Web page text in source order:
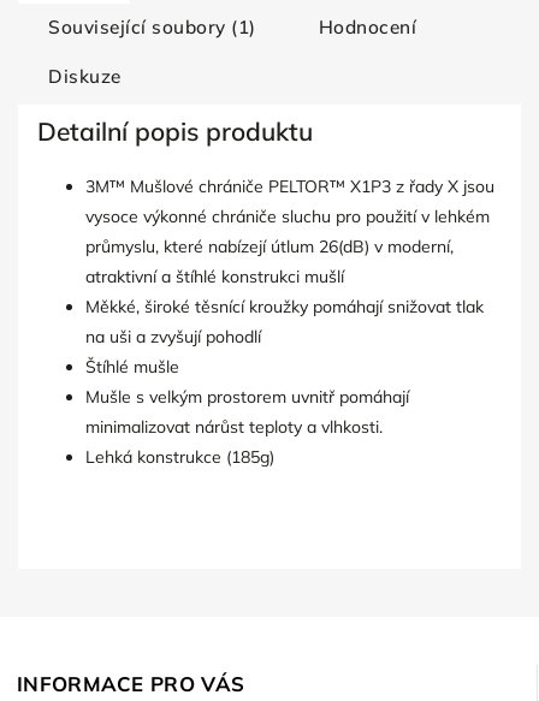
Související soubory (1) Hodnocení
Diskuze
Detailní popis produktu
3M™ Mušlové chrániče PELTOR™ X1P3 z řady X jsou
vysoce výkonné chrániče sluchu pro použití v lehkém
průmyslu, které nabízejí útlum 26(dB) v moderní,
atraktivní a štíhlé konstrukci mušlí
Měkké, široké těsnící kroužky pomáhají snižovat tlak
na uši a zvyšují pohodlí
Štíhlé mušle
Mušle s velkým prostorem uvnitř pomáhají
minimalizovat nárůst teploty a vlhkosti.
Lehká konstrukce (185g)
INFORMACE PRO VÁS